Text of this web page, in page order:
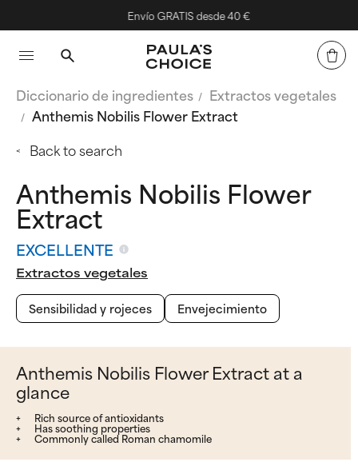
Envío GRATIS desde 40 €
Diccionario de ingredientes
Extractos vegetales
Anthemis Nobilis Flower Extract
Back to search
Anthemis Nobilis Flower
Extract
EXCELLENTE
Extractos vegetales
Sensibilidad y rojeces
Envejecimiento
Anthemis Nobilis Flower Extract at a
glance
Rich source of antioxidants
Has soothing properties
Commonly called Roman chamomile